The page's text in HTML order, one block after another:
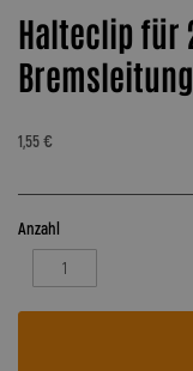
Halteclip für
1,55 €
Anzahl